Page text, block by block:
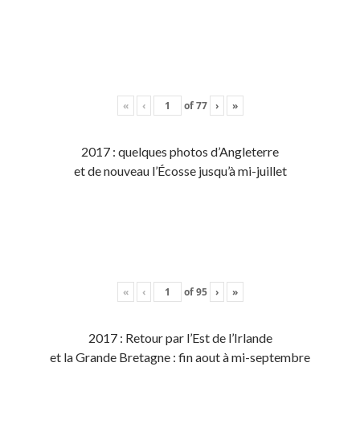
« ‹ of77 › »
2017 : quelques photos d’Angleterre
et de nouveau l’Écosse jusqu’à mi-juillet
« ‹ of95 › »
2017 : Retour par l’Est de l’Irlande
et la Grande Bretagne : fin aout à mi-septembre